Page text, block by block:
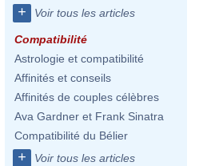
+ Voir tous les articles
Compatibilité
Astrologie et compatibilité
Affinités et conseils
Affinités de couples célèbres
Ava Gardner et Frank Sinatra
Compatibilité du Bélier
+ Voir tous les articles